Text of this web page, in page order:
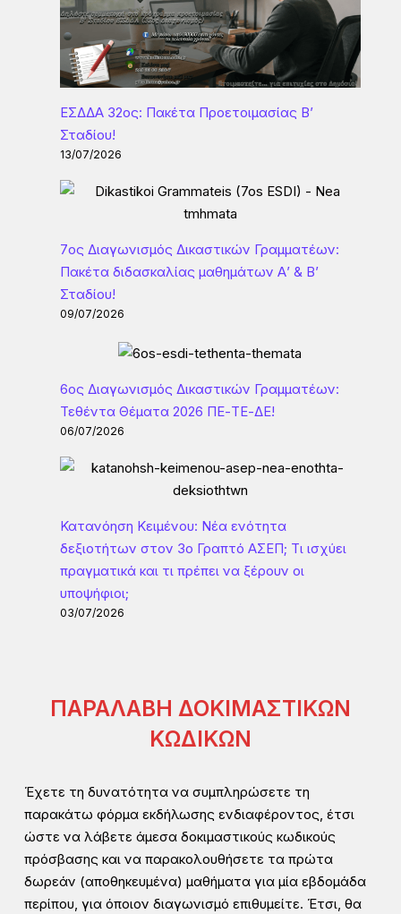
ΕΣΔΔΑ 32ος: Πακέτα Προετοιμασίας Β’
Σταδίου!
13/07/2026
7ος Διαγωνισμός Δικαστικών Γραμματέων:
Πακέτα διδασκαλίας μαθημάτων Α’ & Β’
Σταδίου!
09/07/2026
6ος Διαγωνισμός Δικαστικών Γραμματέων:
Τεθέντα Θέματα 2026 ΠΕ-ΤΕ-ΔΕ!
06/07/2026
Κατανόηση Κειμένου: Νέα ενότητα
δεξιοτήτων στον 3ο Γραπτό ΑΣΕΠ; Τι ισχύει
πραγματικά και τι πρέπει να ξέρουν οι
υποψήφιοι;
03/07/2026
ΠΑΡΑΛΑΒΗ ΔΟΚΙΜΑΣΤΙΚΩΝ
ΚΩΔΙΚΩΝ
Έχετε τη δυνατότητα να συμπληρώσετε τη
παρακάτω φόρμα εκδήλωσης ενδιαφέροντος, έτσι
ώστε να λάβετε άμεσα δοκιμαστικούς κωδικούς
πρόσβασης και να παρακολουθήσετε τα πρώτα
δωρεάν (αποθηκευμένα) μαθήματα για μία εβδομάδα
περίπου, για όποιον διαγωνισμό επιθυμείτε. Έτσι, θα